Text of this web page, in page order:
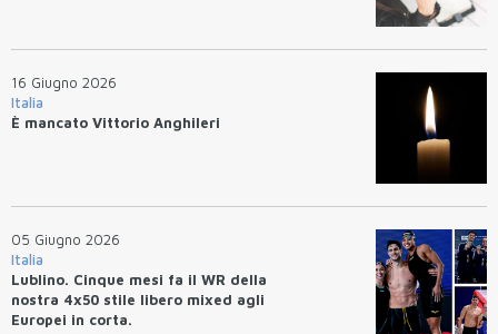
16 Giugno 2026
Italia
È mancato Vittorio Anghileri
05 Giugno 2026
Italia
Lublino. Cinque mesi fa il WR della
nostra 4x50 stile libero mixed agli
Europei in corta.